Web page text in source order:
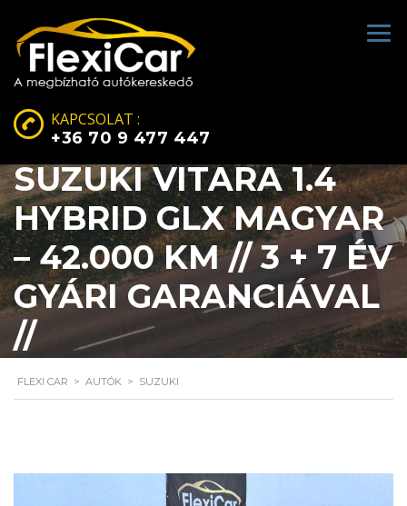
KAPCSOLAT :
+36 70 9 477 447
SUZUKI VITARA 1.4
HYBRID GLX MAGYAR
– 42.000 KM // 3 + 7 ÉV
GYÁRI GARANCIÁVAL
//
FLEXI CAR > AUTÓK > SUZUKI